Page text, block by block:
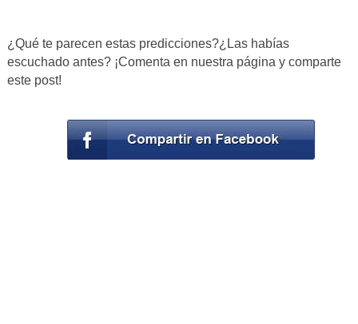
¿Qué te parecen estas predicciones?¿Las habías
escuchado antes? ¡Comenta en nuestra página y comparte
este post!